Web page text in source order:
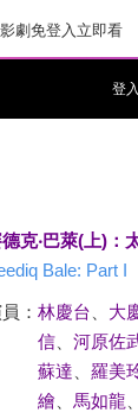
劇免登入立即看
登
克‧巴萊(上)：
Bale: Part I
： 林慶台 大
信、 河原佐
蘇達
羅美
繪、 馬如龍